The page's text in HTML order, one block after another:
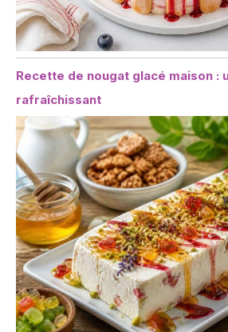
Recette de nougat glacé maison :
rafraîchissant